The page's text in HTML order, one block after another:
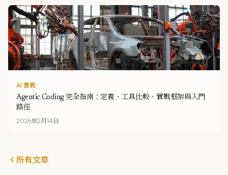
AI 實戰
Agentic Coding 完全指南：定義、工具比較、實戰框架與入門
路徑
2026年2月14日
所有文章